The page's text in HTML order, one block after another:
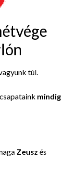
túl.
mindig
Zeusz és